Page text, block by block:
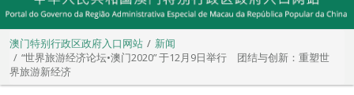
澳门特别行政区政府入口网站
新闻
“世界旅游经济论坛•澳门2020” 于12月9日举行 团结与创新：重塑世
界旅游新经济